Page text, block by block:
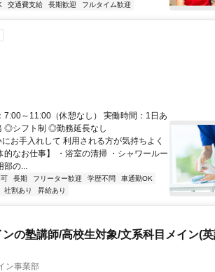
交通費支給 長期歓迎 フルタイム歓迎
7:00～11:00（休憩なし） 実働時間：1日あ
◎シフト制 ◎勤務延長なし
お手入れして 利用される方が気持ちよく
なお仕事】 ・浴室の清掃 ・シャワールー
部の...
長期 フリーター歓迎 学歴不問
車通勤OK
社割あり 昇給あり
ンの塾講師/高校生対象/文系科目メイン(
ン事業部